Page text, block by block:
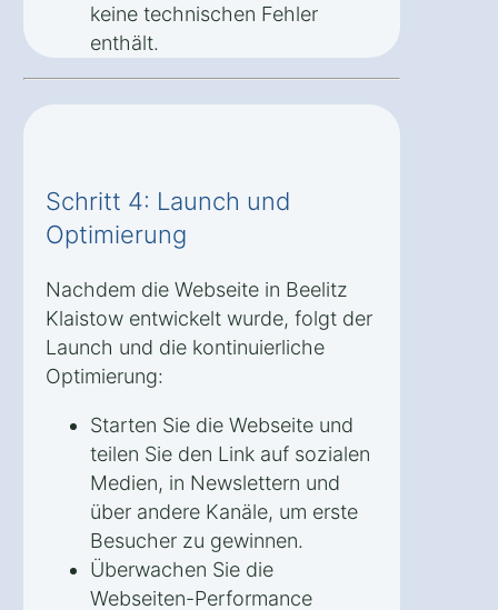
keine technischen Fehler
enthält.
Schritt 4: Launch und
Optimierung
Nachdem die Webseite in Beelitz
Klaistow entwickelt wurde, folgt der
Launch und die kontinuierliche
Optimierung:
Starten Sie die Webseite und
teilen Sie den Link auf sozialen
Medien, in Newslettern und
über andere Kanäle, um erste
Besucher zu gewinnen.
Überwachen Sie die
Webseiten-Performance